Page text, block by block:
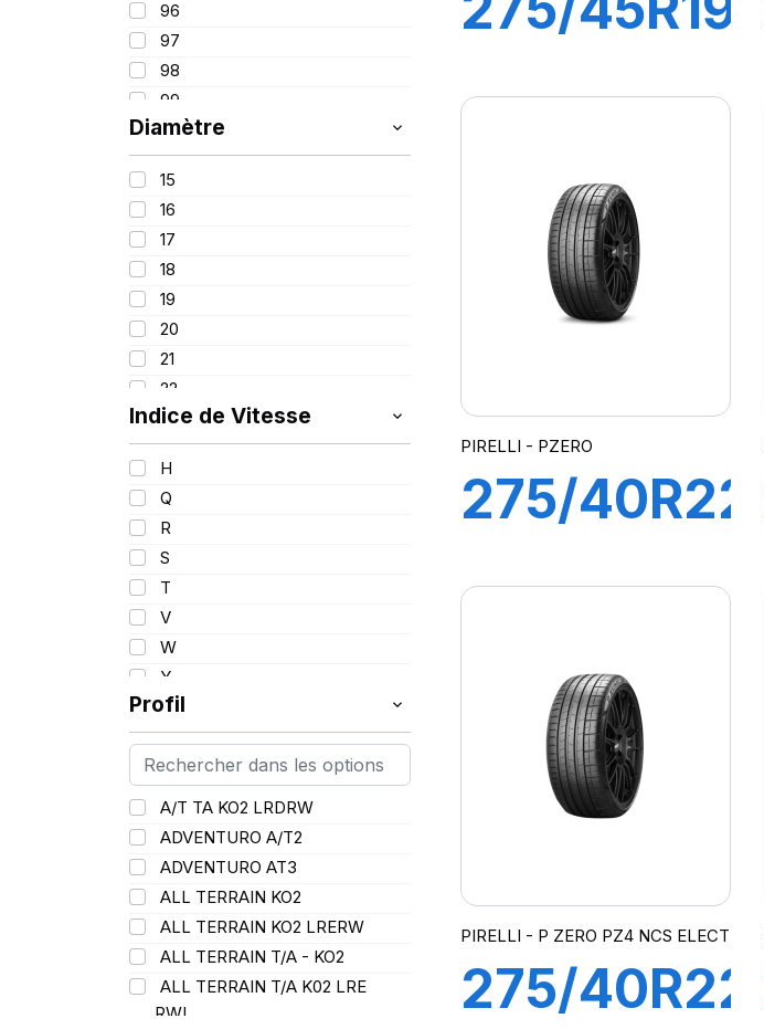
96
97
98
99
100
100/97
101
102
103
104
104/101
105
106
108
109
110
110/107
110/108
111
112
113
114
115
115/112
116
116/113
117/114
117/116
118/115
119/116
120
120/116
120/117
Diamètre
15
16
17
18
19
20
21
22
Indice de Vitesse
H
Q
R
S
T
V
W
Y
Profil
A/T TA KO2 LRDRW
ADVENTURO A/T2
ADVENTURO AT3
ALL TERRAIN KO2
ALL TERRAIN KO2 LRERW
ALL TERRAIN T/A - KO2
ALL TERRAIN T/A K02 LRE
RWL
(N1)
PIRELLI - PZERO
275/40R22
ncs
PIRELLI - P ZERO PZ4 NCS ELECT
275/40R22